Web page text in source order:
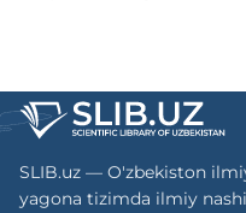
SLIB.uz — O'zbekiston
yagona tizimda ilmiy